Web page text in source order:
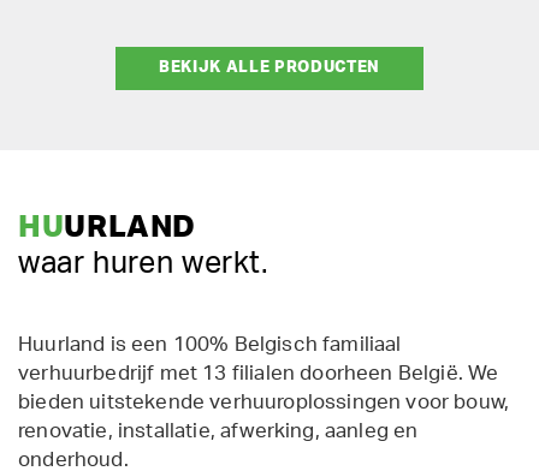
BEKIJK ALLE PRODUCTEN
HUURLAND
waar huren werkt.
Huurland is een 100% Belgisch familiaal
verhuurbedrijf met 13 filialen doorheen België. We
bieden uitstekende verhuuroplossingen voor bouw,
renovatie, installatie, afwerking, aanleg en
onderhoud.